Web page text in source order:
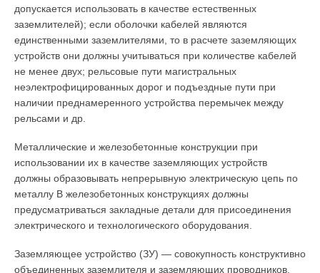
допускается использовать в качестве естественных
заземлителей); если оболочки кабелей являются
единственными заземлителями, то в расчете заземляющих
устройств они должны учитываться при количестве кабелей
не менее двух; рельсовые пути магистральных
неэлектрофицированных дорог и подъездные пути при
наличии преднамеренного устройства перемычек между
рельсами и др.
Металлические и железобетонные конструкции при
использовании их в качестве заземляющих устройств
должны образовывать непрерывную электрическую цепь по
металлу В железобетонных конструкциях должны
предусматриваться закладные детали для присоединения
электрического и технологического оборудования.
Заземляющее устройство (ЗУ) — совокупность конструктивно
объединенных заземлителя и заземляющих проводников.